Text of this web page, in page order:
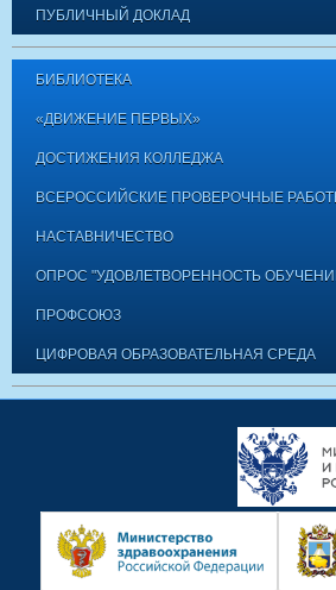
ПУБЛИЧНЫЙ ДОКЛАД
БИБЛИОТЕКА
«ДВИЖЕНИЕ ПЕРВЫХ»
ДОСТИЖЕНИЯ КОЛЛЕДЖА
ВСЕРОССИЙСКИЕ ПРОВЕРОЧНЫЕ
НАСТАВНИЧЕСТВО
ОПРОС "УДОВЛЕТВОРЕННОСТЬ
ПРОФСОЮЗ
ЦИФРОВАЯ ОБРАЗОВАТЕЛЬНАЯ СРЕДА